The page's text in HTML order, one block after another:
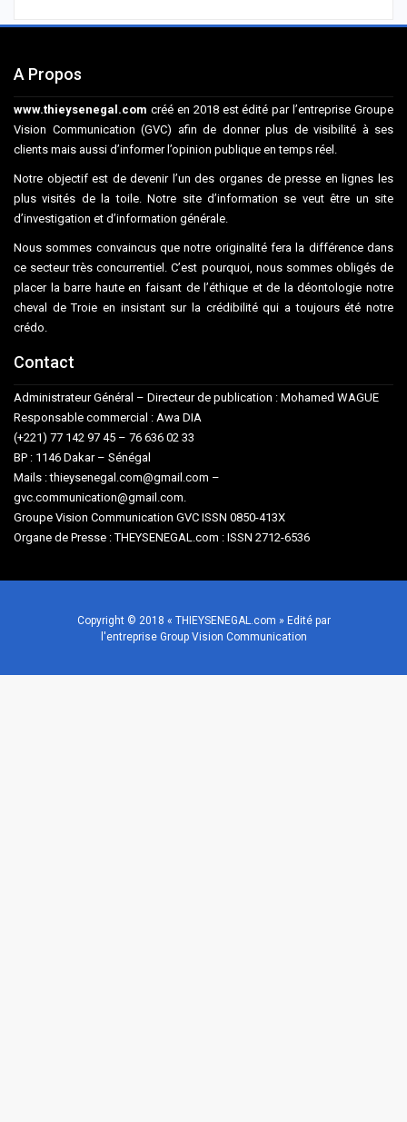
A Propos
www.thieysenegal.com créé en 2018 est édité par l’entreprise Groupe
Vision Communication (GVC) afin de donner plus de visibilité à ses
clients mais aussi d’informer l’opinion publique en temps réel.
Notre objectif est de devenir l’un des organes de presse en lignes les
plus visités de la toile. Notre site d’information se veut être un site
d’investigation et d’information générale.
Nous sommes convaincus que notre originalité fera la différence dans
ce secteur très concurrentiel. C’est pourquoi, nous sommes obligés de
placer la barre haute en faisant de l’éthique et de la déontologie notre
cheval de Troie en insistant sur la crédibilité qui a toujours été notre
crédo.
Contact
Administrateur Général – Directeur de publication : Mohamed WAGUE
Responsable commercial : Awa DIA
(+221) 77 142 97 45 – 76 636 02 33
BP : 1146 Dakar – Sénégal
Mails : thieysenegal.com@gmail.com –
gvc.communication@gmail.com.
Groupe Vision Communication GVC ISSN 0850-413X
Organe de Presse : THEYSENEGAL.com : ISSN 2712-6536
Copyright © 2018 « THIEYSENEGAL.com » Edité par
l'entreprise Group Vision Communication